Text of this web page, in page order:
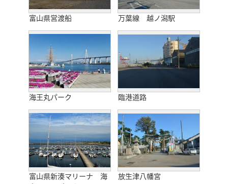
富山県営渡船 万葉線 越ノ潟駅
海王丸パーク 臨港道路
富山県新湊マリーナ 海
放生津八幡宮